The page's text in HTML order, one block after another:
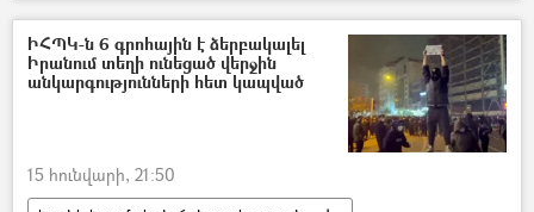
ԻՀՊԿ-ն 6 գրոհային է ձերբակալել
Իրանում տեղի ունեցած վերջին
անկարգությունների հետ կապված
15 հունվարի, 21:50